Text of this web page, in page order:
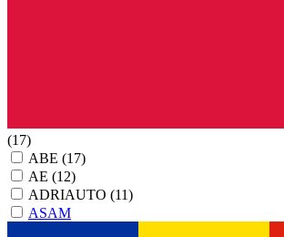
(17)
ABE (17)
AE (12)
ADRIAUTO (11)
ASAM